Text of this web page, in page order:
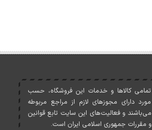
تمامی کالاها و خدمات اين فروشگاه، حسب
مورد دارای مجوزهای لازم از مراجع مربوطه
می‌باشند و فعاليت‌های اين سايت تابع قوانين
و مقررات جمهوری اسلامی ايران است.